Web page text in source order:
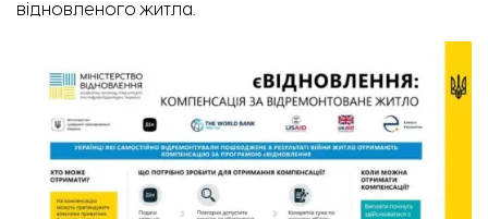
відновленого житла.